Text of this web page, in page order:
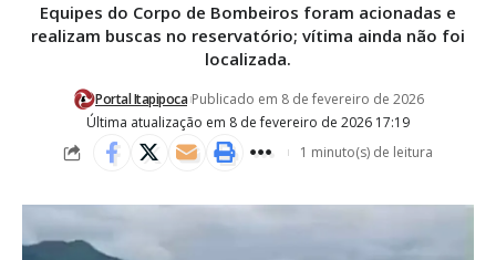
Equipes do Corpo de Bombeiros foram acionadas e
realizam buscas no reservatório; vítima ainda não foi
localizada.
Última atualização em 8 de fevereiro de 2026 17:19
Portal Itapipoca Publicado em 8 de fevereiro de 2026
1 minuto(s) de leitura